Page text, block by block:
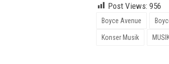
Post Views: 956
Boyce Avenue
Konser Musik